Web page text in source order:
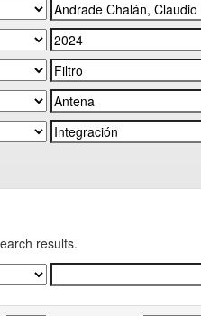
results.